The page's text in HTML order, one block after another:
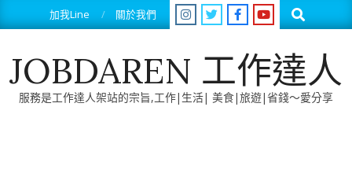
to
加我Line 關於我們 Search
JOBDAREN 工作達人
服務是工作達人架站的宗旨,工作|生活| 美食|旅遊|省錢～愛分享